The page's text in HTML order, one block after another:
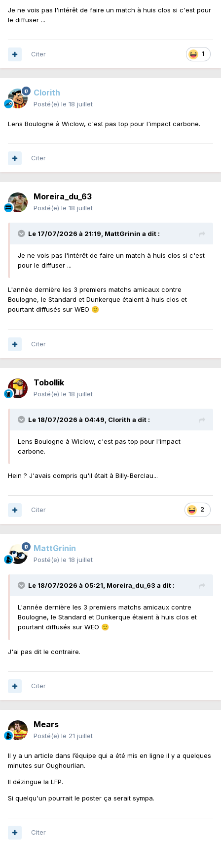
Je ne vois pas l'intérêt de faire un match à huis clos si c'est pour
le diffuser ...
1
Citer
Clorith
Posté(e) le 18 juillet
Lens Boulogne à Wiclow, c'est pas top pour l'impact carbone.
Citer
Moreira_du_63
Posté(e) le 18 juillet
Le 17/07/2026 à 21:19, MattGrinin a dit :
Je ne vois pas l'intérêt de faire un match à huis clos si c'est
pour le diffuser ...
L'année dernière les 3 premiers matchs amicaux contre
Boulogne, le Standard et Dunkerque étaient à huis clos et
pourtant diffusés sur WEO 🙂
Citer
Tobollik
Posté(e) le 18 juillet
Le 18/07/2026 à 04:49, Clorith a dit :
Lens Boulogne à Wiclow, c'est pas top pour l'impact
carbone.
Hein ? J'avais compris qu'il était à Billy-Berclau...
2
Citer
MattGrinin
Posté(e) le 18 juillet
Le 18/07/2026 à 05:21, Moreira_du_63 a dit :
L'année dernière les 3 premiers matchs amicaux contre
Boulogne, le Standard et Dunkerque étaient à huis clos et
pourtant diffusés sur WEO 🙂
J'ai pas dit le contraire.
Citer
Mears
Posté(e) le 21 juillet
Il y a un article dans l’équipe qui a été mis en ligne il y a quelques
minutes sur Oughourlian.
Il dézingue la LFP.
Si quelqu'un pourrait le poster ça serait sympa.
Citer